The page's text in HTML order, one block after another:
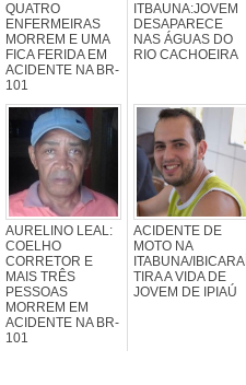
QUATRO
ENFERMEIRAS
MORREM E UMA
FICA FERIDA EM
ACIDENTE NA BR-
101
ITBAUNA:JOVEM
DESAPARECE
NAS ÁGUAS DO
RIO CACHOEIRA
AURELINO LEAL:
COELHO
CORRETOR E
MAIS TRÊS
PESSOAS
MORREM EM
ACIDENTE NA BR-
101
ACIDENTE DE
MOTO NA
ITABUNA/IBICARAÍ
TIRA A VIDA DE
JOVEM DE IPIAÚ